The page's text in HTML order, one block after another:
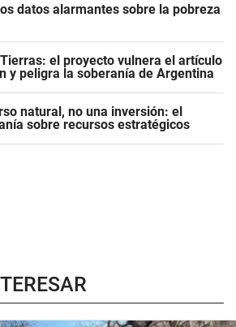
datos alarmantes sobre la pobreza
el proyecto vulnera el artículo
y peligra la soberanía de Argentina
natural, no una inversión: el
sobre recursos estratégicos